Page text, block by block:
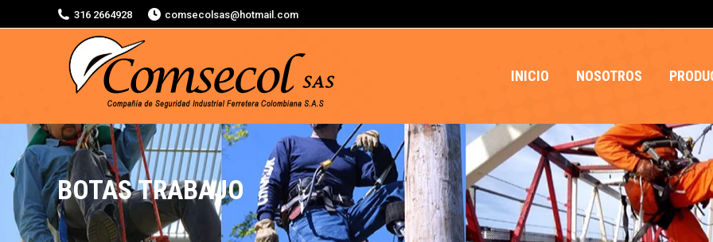
316 2664928 comsecolsas@hotmail.com
INICIO NOSOTROS
BOTAS TRABAJO